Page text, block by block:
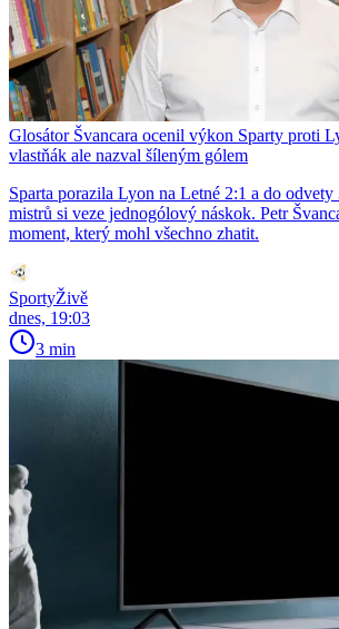
Glosátor Švancara ocenil výkon Sparty proti
vlastňák ale nazval šíleným gólem
Sparta porazila Lyon na Letné 2:1 a do
mistrů si veze jednogólový náskok. Petr
moment, který mohl všechno zhatit.
SportyŽivě
dnes, 19:03
3 min